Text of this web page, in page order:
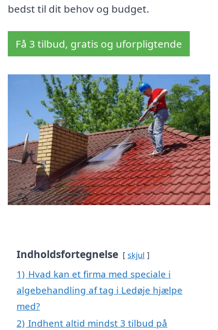
bedst til dit behov og budget.
Få 3 tilbud, gratis og uforpligtende
Indholdsfortegnelse skjul
1) Hvad kan et firma med speciale i
algebehandling af tag i Ledøje hjælpe
med?
2) Indhent altid mindst 3 tilbud på